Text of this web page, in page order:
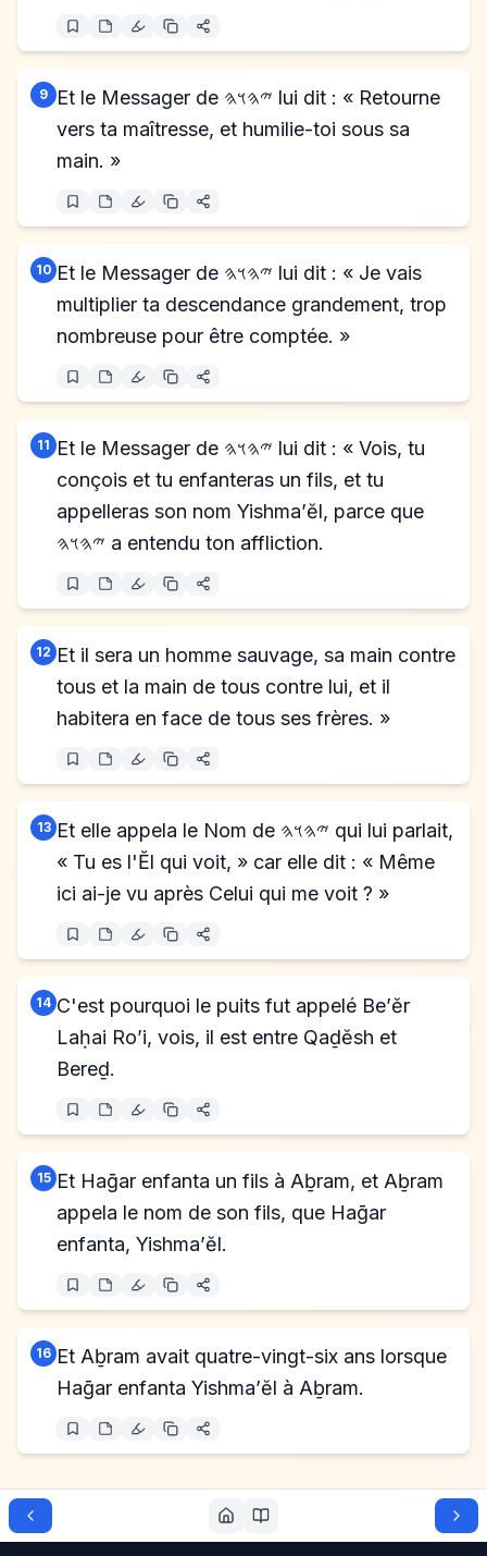
9
Et le Messager de 𐤉𐤄𐤅𐤄 lui dit : « Retourne
vers ta maîtresse, et humilie-toi sous sa
main. »
10 Et le Messager de 𐤉𐤄𐤅𐤄 lui dit : « Je vais
multiplier ta descendance grandement, trop
nombreuse pour être comptée. »
11 Et le Messager de 𐤉𐤄𐤅𐤄 lui dit : « Vois, tu
conçois et tu enfanteras un fils, et tu
appelleras son nom Yishma’ĕl, parce que
𐤉𐤄𐤅𐤄 a entendu ton affliction.
12 Et il sera un homme sauvage, sa main contre
tous et la main de tous contre lui, et il
habitera en face de tous ses frères. »
13 Et elle appela le Nom de 𐤉𐤄𐤅𐤄 qui lui parlait,
« Tu es l'Ĕl qui voit, » car elle dit : « Même
ici ai-je vu après Celui qui me voit ? »
14 C'est pourquoi le puits fut appelé Be’ĕr
Laḥai Ro’i, vois, il est entre Qaḏĕsh et
Bereḏ.
15 Et Haḡar enfanta un fils à Aḇram, et Aḇram
appela le nom de son fils, que Haḡar
enfanta, Yishma’ĕl.
16 Et Aḇram avait quatre-vingt-six ans lorsque
Haḡar enfanta Yishma’ĕl à Aḇram.